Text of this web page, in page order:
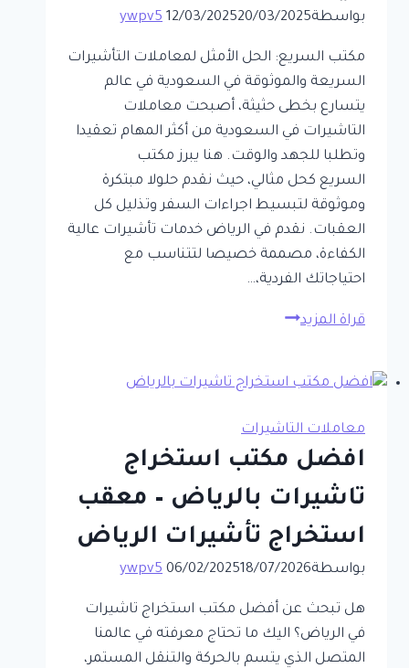
بواسطة ywpv5 12/03/202520/03/2025
مكتب السريع: الحل الأمثل لمعاملات التأشيرات
السريعة والموثوقة في السعودية في عالم
يتسارع بخطى حثيثة، أصبحت معاملات
التاشيرات في السعودية من أكثر المهام تعقيدا
وتطلبا للجهد والوقت. هنا يبرز مكتب
السريع كحل مثالي، حيث نقدم حلولا مبتكرة
وموثوقة لتبسيط اجراءات السفر وتذليل كل
العقبات. نقدم في الرياض خدمات تأشيرات عالية
الكفاءة، مصممة خصيصا لتتناسب مع
احتياجاتك الفردية،…
قراة المزيدتأشيرات
خدمات
مكتب
المضمونة
–
السريعة
والموثوقة
معاملات
التاشيرات
في
معاملات التاشيرات
افضل مكتب استخراج
تاشيرات بالرياض – معقب
استخراج تأشيرات الرياض
بواسطة ywpv5 06/02/202518/07/2026
هل تبحث عن أفضل مكتب استخراج تاشيرات
في الرياض؟ اليك ما تحتاج معرفته في عالمنا
المتصل الذي يتسم بالحركة والتنقل المستمر،